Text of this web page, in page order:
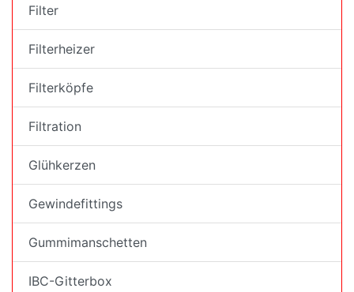
Filter
Filterheizer
Filterköpfe
Filtration
Glühkerzen
Gewindefittings
Gummimanschetten
IBC-Gitterbox